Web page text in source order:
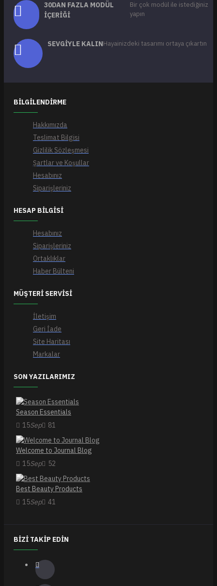
30DAN FAZLA MODÜL
İÇERIĞI
Bir çok modül ile istediğiniz
yapın
SEVGIYLE KALINHayainizdeki tasarımı ortaya çıkartın
BILGILENDIRME
Hakkımızda
Teslimat Bilgisi
Gizlilik Sözleşmesi
Şartlar ve Koşullar
Hesabınız
Siparişleriniz
HESAP BILGISI
Hesabınız
Siparişleriniz
Ortaklıklar
Haber Bülteni
MÜŞTERI SERVISI
İletişim
Geri İade
Site Haritası
Markalar
SON YAZILARIMIZ
Season Essentials
15Sep 81
Welcome to Journal Blog
15Sep 52
Best Beauty Products
15Sep 41
BIZI TAKIP EDIN